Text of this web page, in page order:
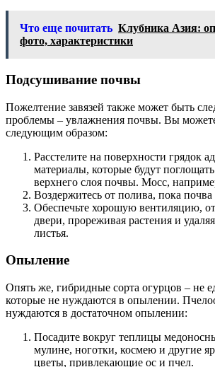
Что еще почитать Клубника Азия:
фото, характеристики
Подсушивание почвы
Пожелтение завязей также может быть
проблемы – увлажнения почвы. Вы
следующим образом:
Расстелите на поверхности грядок
материалы, которые будут
верхнего слоя почвы. Мосс,
Воздержитесь от полива, пока почва
Обеспечьте хорошую вентиляцию,
двери, прореживая растения и
листья.
Опыление
Опять же, гибридные сорта огурцов – не
которые не нуждаются в опылении.
нуждаются в достаточном опылении:
Посадите вокруг теплицы
мулине, ноготки, космею и другие
цветы, привлекающие ос и пчел.